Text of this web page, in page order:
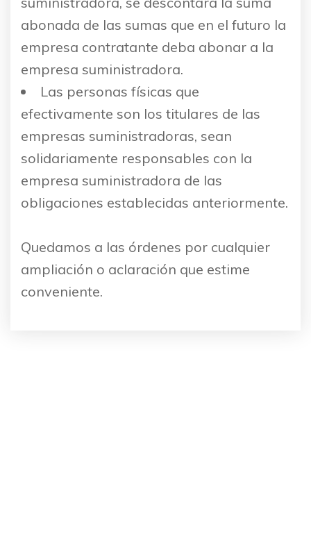
abonada de las sumas que en el futuro la
empresa contratante deba abonar a la
empresa suministradora.
Las personas físicas que
efectivamente son los titulares de las
empresas suministradoras, sean
solidariamente responsables con la
empresa suministradora de las
obligaciones establecidas anteriormente.
Quedamos a las órdenes por cualquier
ampliación o aclaración que estime
conveniente.